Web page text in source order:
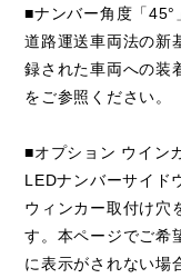
■ナンバー角度「45°
道路運送車両法の新
録された車両への装
をご参照ください。
■オプション ウイン
LEDナンバーサイド
ウィンカー取付け穴
す。本ページでご希
に表示がされない場